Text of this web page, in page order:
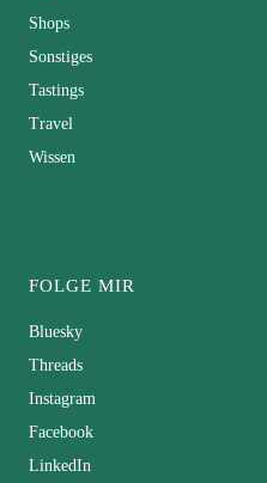
Shops
Sonstiges
Tastings
Travel
Wissen
FOLGE MIR
Bluesky
Threads
Instagram
Facebook
LinkedIn